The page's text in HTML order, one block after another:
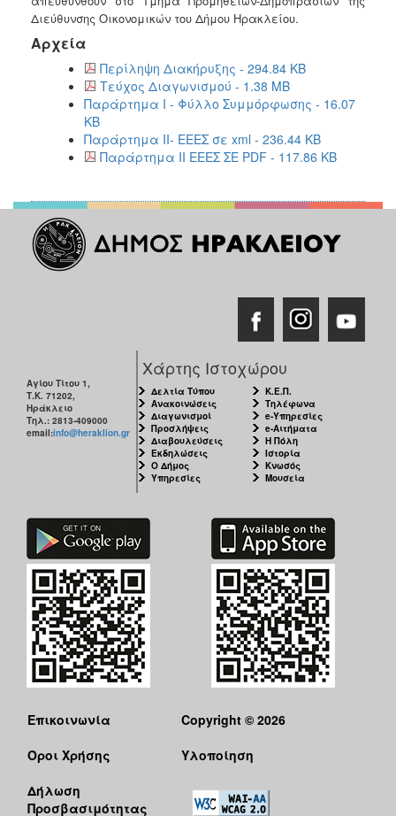
Διεύθυνσης Οικονομικών του Δήμου Ηρακλείου.
Αρχεία
Περίληψη Διακήρυξης - 294.84 KB
Τεύχος Διαγωνισμού - 1.38 MB
Παράρτημα Ι - Φύλλο Συμμόρφωσης - 16.07
KB
Παράρτημα ΙΙ- ΕΕΕΣ σε xml - 236.44 KB
Παράρτημα ΙΙ ΕΕΕΣ ΣΕ PDF - 117.86 KB
Αγίου Τίτου 1,
Τ.Κ. 71202,
Ηράκλειο
Τηλ.: 2813-409000
email:info@heraklion.gr
Χάρτης Ιστοχώρου
Δελτία Τύπου
Ανακοινώσεις
Διαγωνισμοί
Προσλήψεις
Διαβουλεύσεις
Εκδηλώσεις
Ο Δήμος
Υπηρεσίες
Κ.Ε.Π.
Τηλέφωνα
e-Υπηρεσίες
e-Αιτήματα
Η Πόλη
Ιστορία
Κνωσός
Μουσεία
Επικοινωνία
Όροι Χρήσης
Δήλωση
Προσβασιμότητας
Copyright © 2026
Υλοποίηση